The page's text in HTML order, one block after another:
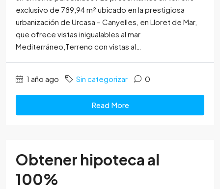
exclusivo de 789,94 m² ubicado en la prestigiosa
urbanización de Urcasa – Canyelles, en Lloret de Mar,
que ofrece vistas inigualables al mar
Mediterráneo,Terreno con vistas al…
1 año ago Sin categorizar 0
Read More
Obtener hipoteca al
100%